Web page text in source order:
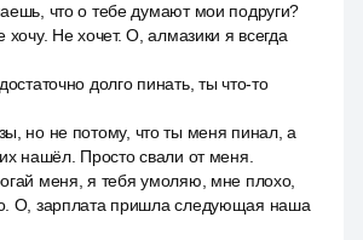
что о тебе думают мои подруги?
хочу. Не хочет. О, алмазики я всегда
долго пинать, ты что-то
но не потому, что ты меня пинал, а
нашёл. Просто свали от меня.
меня, я тебя умоляю, мне плохо,
О, зарплата пришла следующая наша